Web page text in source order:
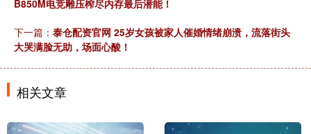
B850M电竞雕压榨尽内存最后潜能！
下一篇： 泰仓配资官网 25岁女孩被家人催婚情绪崩溃，流落街头
大哭满脸无助，场面心酸！
相关文章